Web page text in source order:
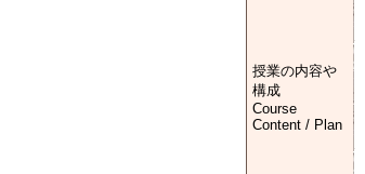
授業の内容や
構成
Course
Content / Plan